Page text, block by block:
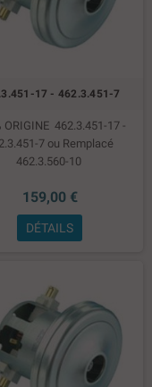
17 - 462.3.451-7
ORIGINE 462.3.451-17 -
7 ou Remplacé
462.3.560-10
159,00 €
DÉTAILS